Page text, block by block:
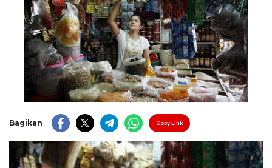
Bagikan Copy Link